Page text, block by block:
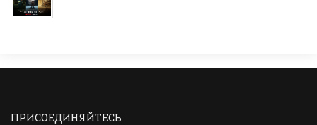
ПРИСОЕДИНЯЙТЕСЬ